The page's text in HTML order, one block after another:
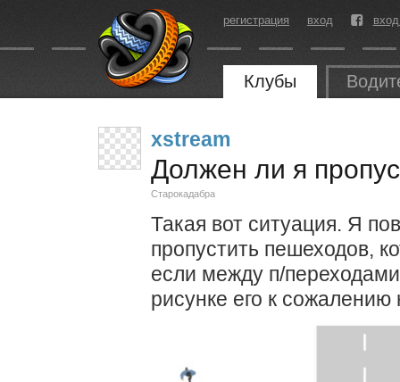
регистрация вход
Клубы
xstream
Должен ли я
Старокадабра
Такая вот ситуация. Я
пропустить пешеходов,
если между п/
рисунке его к сожалению